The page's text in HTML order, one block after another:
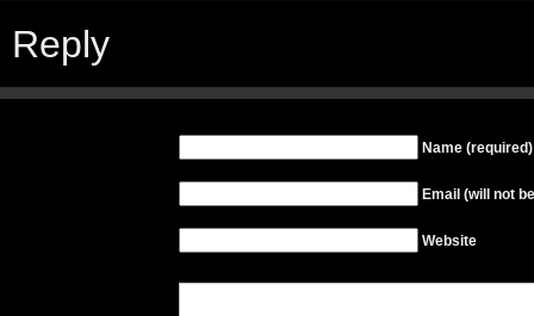
Reply
Name (required)
Email (will not
Website